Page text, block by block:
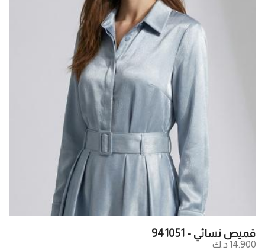
قميص نسائي - 941051
14.900 د.ك